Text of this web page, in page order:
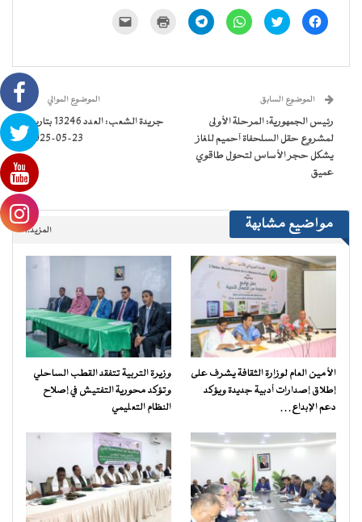
انقر
للمشاركة
في
اضغط
للمشاركة
في
انقر
للمشاركة
في
انقر
للمشاركة
في
للطباعة
جديدة) الإلكتروني
نافذة
جديدة)
الموضوع السابق
رئيس الجمهورية: المرحلة الأولى
لمشروع حقل السلحفاة آحميم للغاز
يشكل حجر الأساس لتحوّل طاقوي
عميق
الموضوع الموالي
جريدة الشعب: العدد 13246 بتاريخ
23-05-2025
مواضيع مشابهة المزيد..
الأمين العام لوزارة الثقافة يشرف على
إطلاق إصدارات أدبية جديدة ويؤكد
دعم الإبداع…
وزيرة التربية تتفقد القطب الساحلي
وتؤكد محورية التفتيش في إصلاح
النظام التعليمي